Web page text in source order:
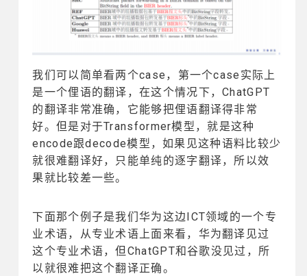
我们可以简单看两个case，第一个case实际上
是一个俚语的翻译，在这个情况下，ChatGPT
的翻译非常准确，它能够把俚语翻译得非常
好。但是对于Transformer模型，就是这种
encode跟decode模型，如果见这种语料比较少
就很难翻译好，只能单纯的逐字翻译，所以效
果就比较差一些。
下面那个例子是我们华为这边ICT领域的一个专
业术语，从专业术语上面来看，华为翻译见过
这个专业术语，但ChatGPT和谷歌没见过，所
以就很难把这个翻译正确。